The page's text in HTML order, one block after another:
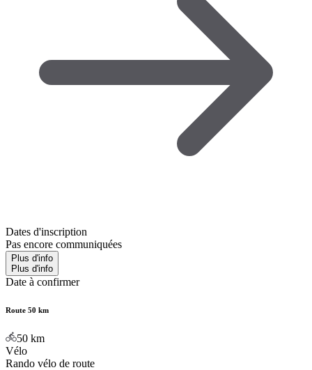
Dates d'inscription
Pas encore communiquées
Plus d'info
Plus d'info
Date à confirmer
Route 50 km
50 km
Vélo
Rando vélo de route